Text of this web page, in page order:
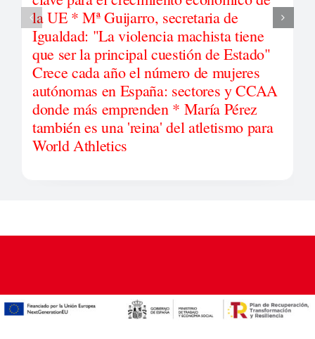
la UE * Mª Guijarro, secretaria de
Igualdad: "La violencia machista tiene
que ser la principal cuestión de Estado"
Crece cada año el número de mujeres
autónomas en España: sectores y CCAA
donde más emprenden * María Pérez
también es una 'reina' del atletismo para
World Athletics